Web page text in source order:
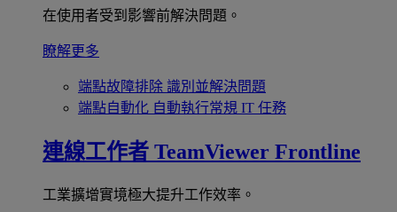
在使用者受到影響前解決問題。
瞭解更多
端點故障排除 識別並解決問題
端點自動化 自動執行常規 IT 任務
連線工作者 TeamViewer Frontline
工業擴增實境極大提升工作效率。